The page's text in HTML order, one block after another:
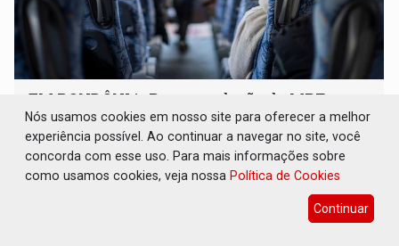
EM RONDÔNIA: Recomendação do MPF
garante facilidade de acesso ao passe livre
digital
Geral 05 de Agosto de 2026 às 14:31
ANTT e Secretaria de Saúde anunciaram medidas para
permitir obtenção do benefício, que é assegurado por lei
Nós usamos cookies em nosso site para oferecer a melhor
experiência possível. Ao continuar a navegar no site, você
concorda com esse uso. Para mais informações sobre
como usamos cookies, veja nossa Política de Cookies
Continuar